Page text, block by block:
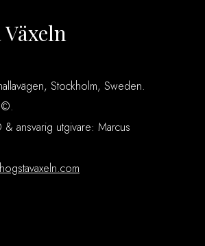
Stockholm, Sweden.
©.
ansvarig utgivare: Marcus